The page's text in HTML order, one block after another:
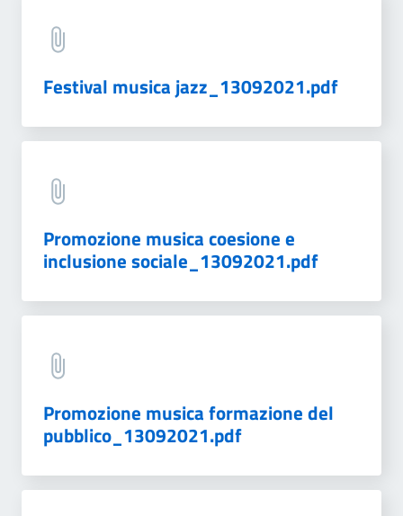
Festival musica jazz_13092021.pdf
Promozione musica coesione e
inclusione sociale_13092021.pdf
Promozione musica formazione del
pubblico_13092021.pdf